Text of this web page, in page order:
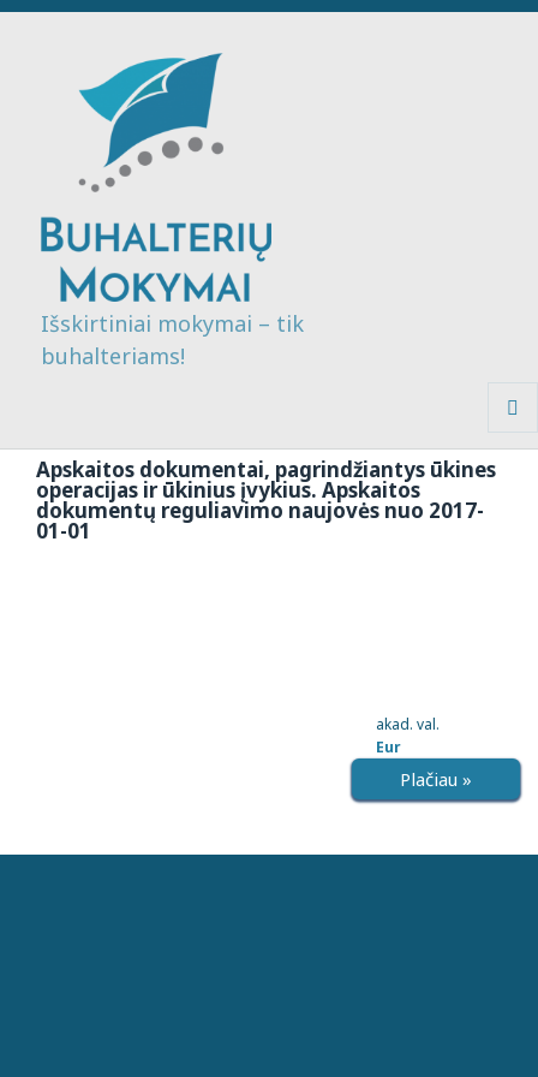
Išskirtiniai mokymai – tik
buhalteriams!
Apskaitos dokumentai, pagrindžiantys ūkines
operacijas ir ūkinius įvykius. Apskaitos
dokumentų reguliavimo naujovės nuo 2017-
01-01
akad. val.
Eur
Plačiau »